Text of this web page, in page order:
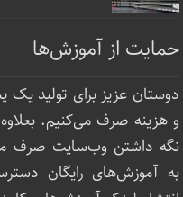
حمایت از آموزش‌ها
دوستان عزیز برای تولید
و هزینه صرف می‌کنیم.
نگه داشتن وب‌سایت صرف
به آموزش‌های رایگان